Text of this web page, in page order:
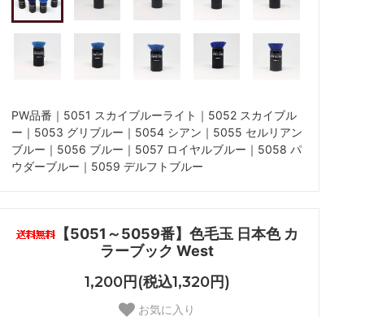
PW品番｜5051 スカイブルーライト｜5052 スカイブル
ー｜5053 グリブルー｜5054 シアン｜5055 セルリアン
ブルー｜5056 ブルー｜5057 ロイヤルブルー｜5058 パ
ウダーブルー｜5059 デルフトブルー
【5051～5059番】色毛玉 日本色 カ
ラーブック West
1,200円(税込1,320円)
お気に入り